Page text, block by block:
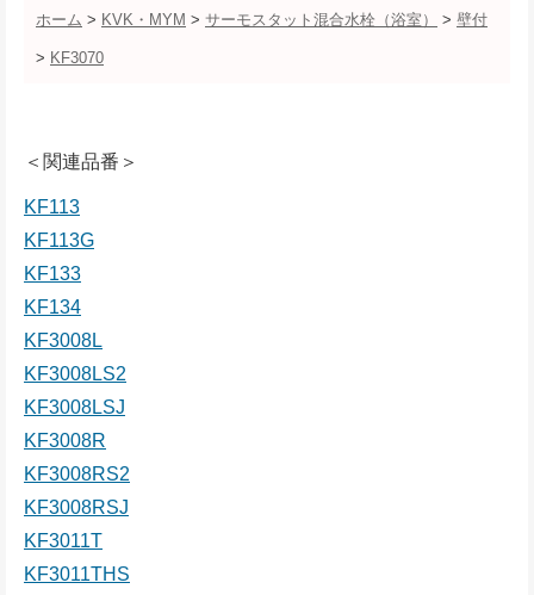
ホーム > KVK・MYM > サーモスタット混合水栓（浴室） > 壁付
> KF3070
＜関連品番＞
KF113
KF113G
KF133
KF134
KF3008L
KF3008LS2
KF3008LSJ
KF3008R
KF3008RS2
KF3008RSJ
KF3011T
KF3011THS